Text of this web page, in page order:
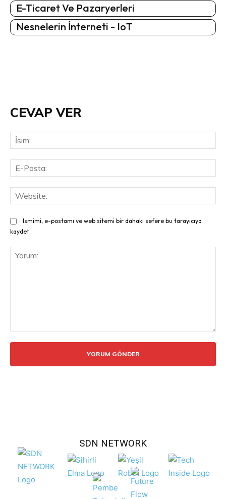
E-Ticaret Ve Pazaryerleri
Nesnelerin İnterneti - IoT
CEVAP VER
Ismimi, e-postamı ve web sitemi bir dahaki sefere bu tarayıcıya
kaydet.
SDN NETWORK